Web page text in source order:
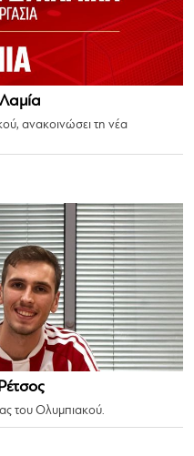
ανακοινώσει τη νέα
του Ολυμπιακού.